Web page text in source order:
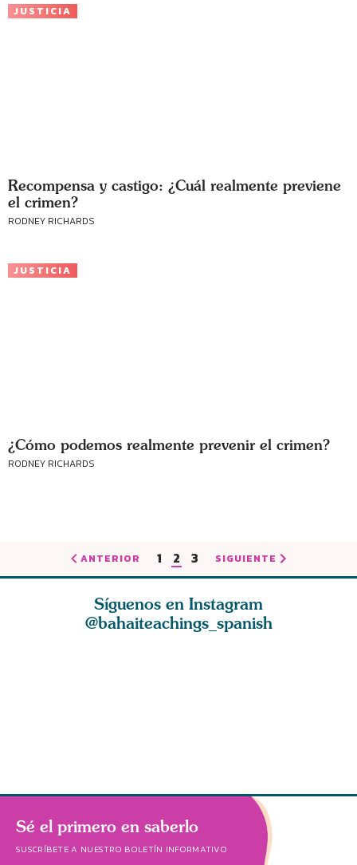
JUSTICIA
Recompensa y castigo: ¿Cuál realmente previene
el crimen?
RODNEY RICHARDS
JUSTICIA
¿Cómo podemos realmente prevenir el crimen?
RODNEY RICHARDS
ANTERIOR 1 2 3 SIGUIENTE
Síguenos en Instagram
@bahaiteachings_spanish
Sé el primero en saberlo
SUSCRÍBETE A NUESTRO BOLETÍN INFORMATIVO